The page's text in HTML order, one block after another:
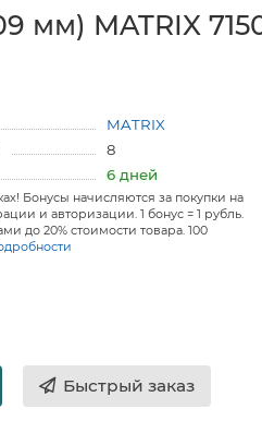
мм) MATRIX
MATRIX
8
6 дней
Бонусы начисляются за покупки на
и авторизации. 1 бонус = 1 рубль.
до 20% стоимости товара. 100
Быстрый заказ